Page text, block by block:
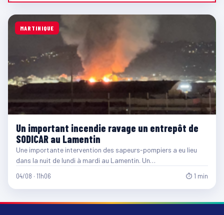
MARTINIQUE
Un important incendie ravage un entrepôt de
SODICAR au Lamentin
Une importante intervention des sapeurs-pompiers a eu lieu
dans la nuit de lundi à mardi au Lamentin. Un…
04/08 · 11h06 ⏱ 1 min